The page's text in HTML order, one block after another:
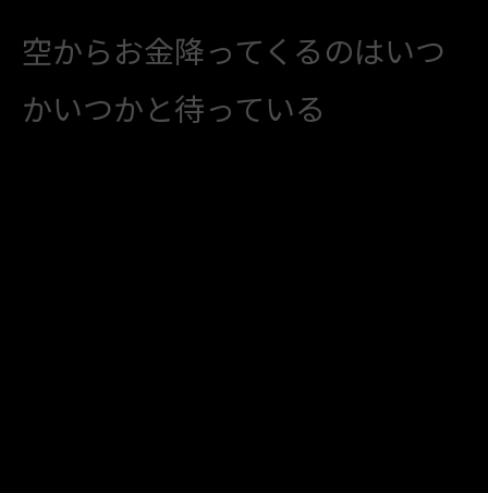
空からお金降ってくるのはいつ
かいつかと待っている